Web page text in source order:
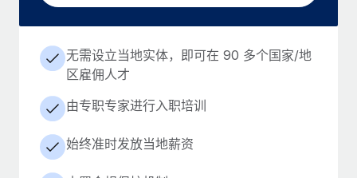
无需设立当地实体，即可在 90 多个国家/地
区雇佣人才
由专职专家进行入职培训
始终准时发放当地薪资